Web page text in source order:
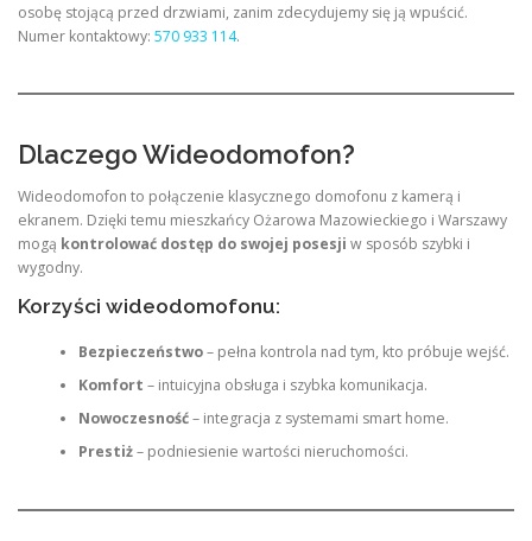
osobę stojącą przed drzwiami, zanim zdecydujemy się ją wpuścić.
Numer kontaktowy: 570 933 114.
Dlaczego Wideodomofon?
Wideodomofon to połączenie klasycznego domofonu z kamerą i
ekranem. Dzięki temu mieszkańcy Ożarowa Mazowieckiego i Warszawy
mogą kontrolować dostęp do swojej posesji w sposób szybki i
wygodny.
Korzyści wideodomofonu:
Bezpieczeństwo– pełna kontrola nad tym, kto próbuje wejść.
Komfort – intuicyjna obsługa i szybka komunikacja.
Nowoczesność– integracja z systemami smart home.
Prestiż– podniesienie wartości nieruchomości.